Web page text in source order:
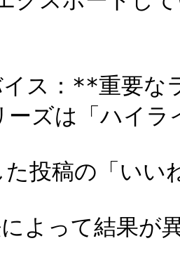
ス：**重要な
ーズは「ハイ
よって結果が